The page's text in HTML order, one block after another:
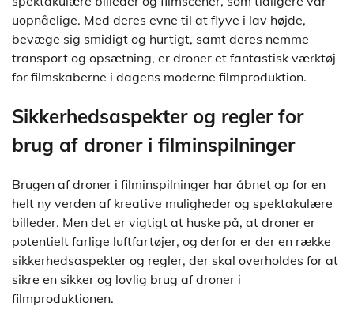
uopnåelige. Med deres evne til at flyve i lav højde,
bevæge sig smidigt og hurtigt, samt deres nemme
transport og opsætning, er droner et fantastisk værktøj
for filmskaberne i dagens moderne filmproduktion.
Sikkerhedsaspekter og regler for
brug af droner i filminspilninger
Brugen af droner i filminspilninger har åbnet op for en
helt ny verden af kreative muligheder og spektakulære
billeder. Men det er vigtigt at huske på, at droner er
potentielt farlige luftfartøjer, og derfor er der en række
sikkerhedsaspekter og regler, der skal overholdes for at
sikre en sikker og lovlig brug af droner i
filmproduktionen.